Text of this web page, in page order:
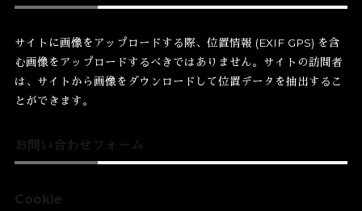
サイトに画像をアップロードする際、位置情報 (EXIF GPS) を含
む画像をアップロードするべきではありません。サイトの訪問者
は、サイトから画像をダウンロードして位置データを抽出するこ
とができます。
お問い合わせフォーム
Cookie